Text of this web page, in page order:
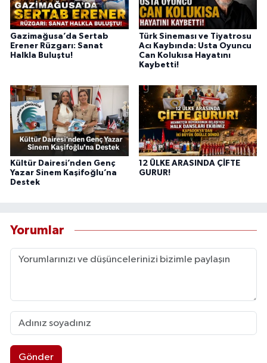
Gazimağusa’da Sertab
Erener Rüzgarı: Sanat
Halkla Buluştu!
Türk Sineması ve Tiyatrosu
Acı Kaybında: Usta Oyuncu
Can Kolukısa Hayatını
Kaybetti!
Kültür Dairesi’nden Genç
Yazar Sinem Kaşifoğlu’na
Destek
12 ÜLKE ARASINDA ÇİFTE
GURUR!
Yorumlar
Gönder